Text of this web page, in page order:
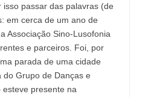
passar das palavras (de
em cerca de um ano de
Associação Sino-Lusofonia
e parceiros. Foi, por
parada de uma cidade
Grupo de Danças e
presente na